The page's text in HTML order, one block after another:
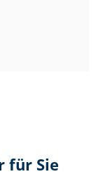
für Sie